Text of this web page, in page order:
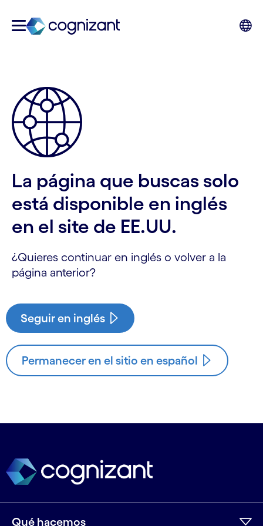
La página que buscas solo
está disponible en inglés
en el site de EE.UU.
¿Quieres continuar en inglés o volver a la
página anterior?
Seguir en inglés
Permanecer en el sitio en español
Qué hacemos